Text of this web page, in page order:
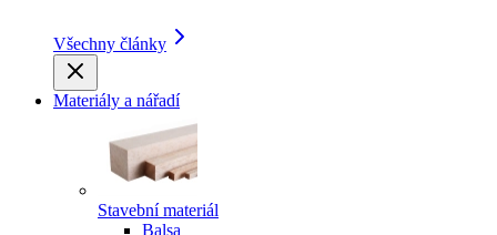
Všechny články
Materiály a nářadí
Stavební materiál
Balsa